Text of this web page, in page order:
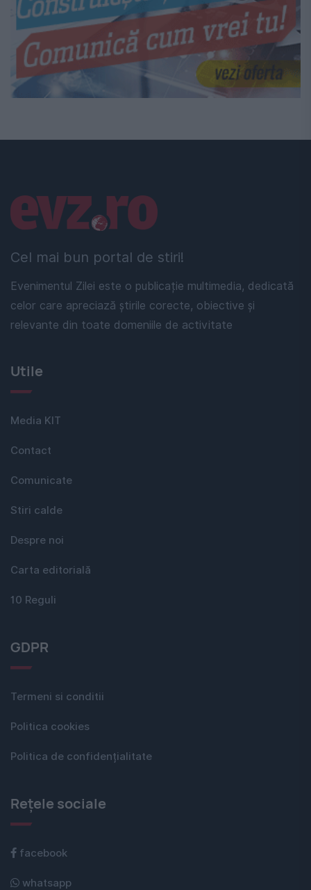
Cel mai bun portal de stiri!
Evenimentul Zilei este o publicație multimedia, dedicată
celor care apreciază știrile corecte, obiective și
relevante din toate domeniile de activitate
Linkuri utile
Utile
Media KIT
Contact
Comunicate
Stiri calde
Despre noi
Carta editorială
10 Reguli
GDPR
Termeni si conditii
Politica cookies
Politica de confidențialitate
Rețele sociale
facebook
whatsapp